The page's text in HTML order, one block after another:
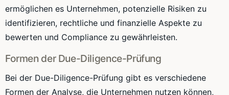
ermöglichen es Unternehmen, potenzielle Risiken zu
identifizieren, rechtliche und finanzielle Aspekte zu
bewerten und Compliance zu gewährleisten.
Formen der Due-Diligence-Prüfung
Bei der Due-Diligence-Prüfung gibt es verschiedene
Formen der Analyse, die Unternehmen nutzen können,